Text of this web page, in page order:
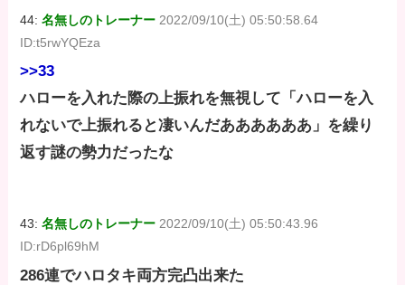
44:名無しのトレーナー 2022/09/10(土) 05:50:58.64
ID:t5rwYQEza
>>33
ハローを入れた際の上振れを無視して「ハローを入
れないで上振れると凄いんだああああああ」を繰り
返す謎の勢力だったな
43:名無しのトレーナー 2022/09/10(土) 05:50:43.96
ID:rD6pl69hM
286連でハロタキ両方完凸出来た